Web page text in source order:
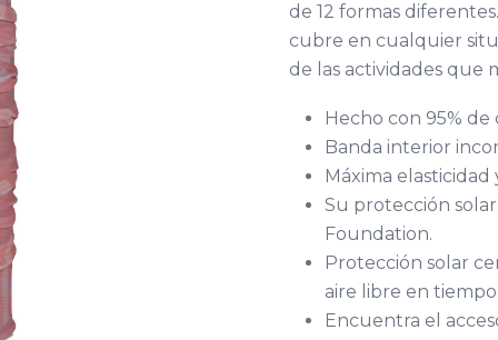
de 12 formas
cubre en cualquier
de las actividades que
Hecho con 95%
Banda interior
Máxima
Su protección
Foundation.
Protección solar
aire libre en tiempo
Encuentra el